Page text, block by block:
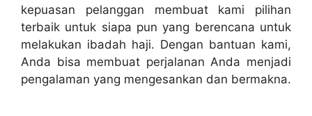
kepuasan pelanggan membuat kami pilihan
terbaik untuk siapa pun yang berencana untuk
melakukan ibadah haji. Dengan bantuan kami,
Anda bisa membuat perjalanan Anda menjadi
pengalaman yang mengesankan dan bermakna.